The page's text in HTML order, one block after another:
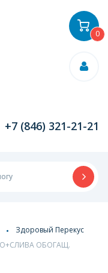
+7 (846) 321-21-21
0
Здоровый Перекус
ОБОГАЩ.